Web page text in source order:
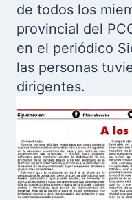
de todos los
provincial del
en el periódico
las personas
dirigentes.